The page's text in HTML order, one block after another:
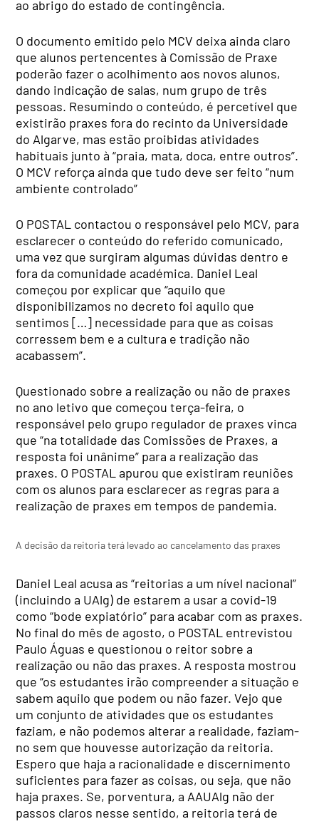
ao abrigo do estado de contingência.
O documento emitido pelo MCV deixa ainda claro
que alunos pertencentes à Comissão de Praxe
poderão fazer o acolhimento aos novos alunos,
dando indicação de salas, num grupo de três
pessoas. Resumindo o conteúdo, é percetível que
existirão praxes fora do recinto da Universidade
do Algarve, mas estão proibidas atividades
habituais junto à “praia, mata, doca, entre outros”.
O MCV reforça ainda que tudo deve ser feito “num
ambiente controlado”
O POSTAL contactou o responsável pelo MCV, para
esclarecer o conteúdo do referido comunicado,
uma vez que surgiram algumas dúvidas dentro e
fora da comunidade académica. Daniel Leal
começou por explicar que “aquilo que
disponibilizamos no decreto foi aquilo que
sentimos […] necessidade para que as coisas
corressem bem e a cultura e tradição não
acabassem”.
Questionado sobre a realização ou não de praxes
no ano letivo que começou terça-feira, o
responsável pelo grupo regulador de praxes vinca
que “na totalidade das Comissões de Praxes, a
resposta foi unânime” para a realização das
praxes. O POSTAL apurou que existiram reuniões
com os alunos para esclarecer as regras para a
realização de praxes em tempos de pandemia.
A decisão da reitoria terá levado ao cancelamento das praxes
Daniel Leal acusa as “reitorias a um nível nacional”
(incluindo a UAlg) de estarem a usar a covid-19
como “bode expiatório” para acabar com as praxes.
No final do mês de agosto, o POSTAL entrevistou
Paulo Águas e questionou o reitor sobre a
realização ou não das praxes. A resposta mostrou
que “os estudantes irão compreender a situação e
sabem aquilo que podem ou não fazer. Vejo que
um conjunto de atividades que os estudantes
faziam, e não podemos alterar a realidade, faziam-
no sem que houvesse autorização da reitoria.
Espero que haja a racionalidade e discernimento
suficientes para fazer as coisas, ou seja, que não
haja praxes. Se, porventura, a AAUAlg não der
passos claros nesse sentido, a reitoria terá de